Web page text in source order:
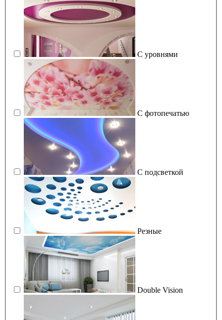
С уровнями
С фотопечатью
С подсветкой
Резные
Double Vision